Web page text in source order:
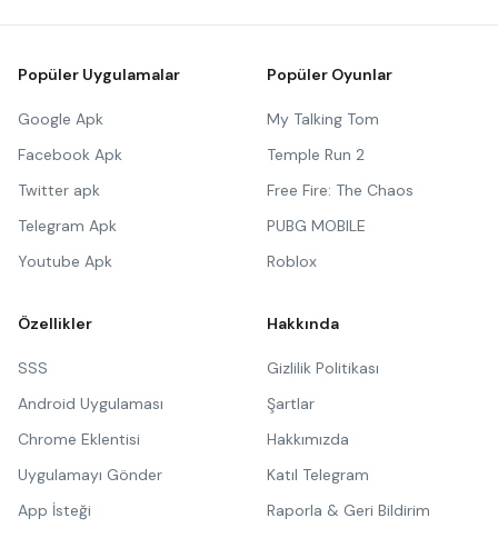
Popüler Uygulamalar
Google Apk
Facebook Apk
Twitter apk
Telegram Apk
Youtube Apk
Popüler Oyunlar
My Talking Tom
Temple Run 2
Free Fire: The Chaos
PUBG MOBILE
Roblox
Özellikler
SSS
Android Uygulaması
Chrome Eklentisi
Uygulamayı Gönder
App İsteği
Hakkında
Gizlilik Politikası
Şartlar
Hakkımızda
Katıl Telegram
Raporla & Geri Bildirim